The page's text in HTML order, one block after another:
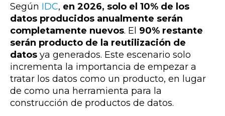
Según IDC, en 2026, solo el 10% de los
datos producidos anualmente serán
completamente nuevos. El 90% restante
serán producto de la reutilización de
datos ya generados. Este escenario solo
incrementa la importancia de empezar a
tratar los datos como un producto, en lugar
de como una herramienta para la
construcción de productos de datos.